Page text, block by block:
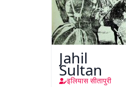
Jahil
Sultan
इलियास सीतापुरी